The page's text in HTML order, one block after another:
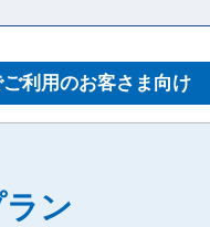
ご利用のお客さま向け
ン